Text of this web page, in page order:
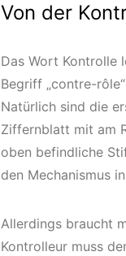
Von der
Das Wort Kontrolle
Begriff „contre-
Natürlich sind die
Ziffernblatt mit am
oben befindliche
den Mechanismus
Allerdings braucht
Kontrolleur muss